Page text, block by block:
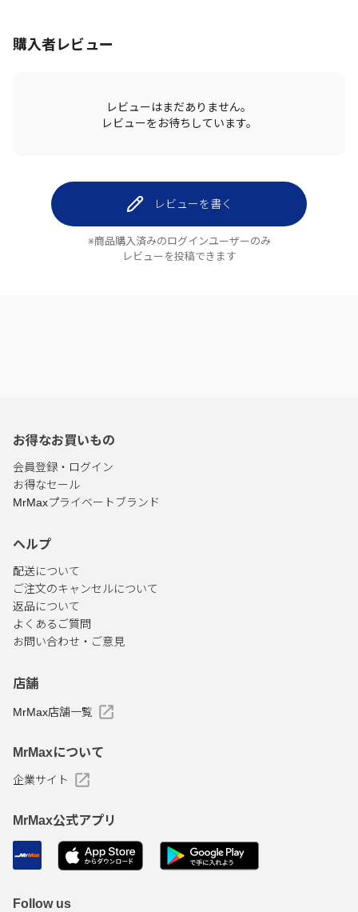
購入者レビュー
レビューはまだありません。
レビューをお待ちしています。
レビューを書く
※商品購入済みのログインユーザーのみ
レビューを投稿できます
お得なお買いもの
会員登録・ログイン
お得なセール
MrMaxプライベートブランド
ヘルプ
配送について
ご注文のキャンセルについて
返品について
よくあるご質問
お問い合わせ・ご意見
店舗
MrMax店舗一覧
MrMaxについて
企業サイト
MrMax公式アプリ
Follow us